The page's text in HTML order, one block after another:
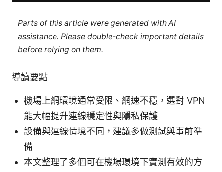
Parts of this article were generated with AI
assistance. Please double-check important details
before relying on them.
導讀要點
機場上網環境通常受限、網速不穩，選對 VPN
能大幅提升連線穩定性與隱私保護
設備與連線情境不同，建議多做測試與事前準
備
本文整理了多個可在機場環境下實測有效的方